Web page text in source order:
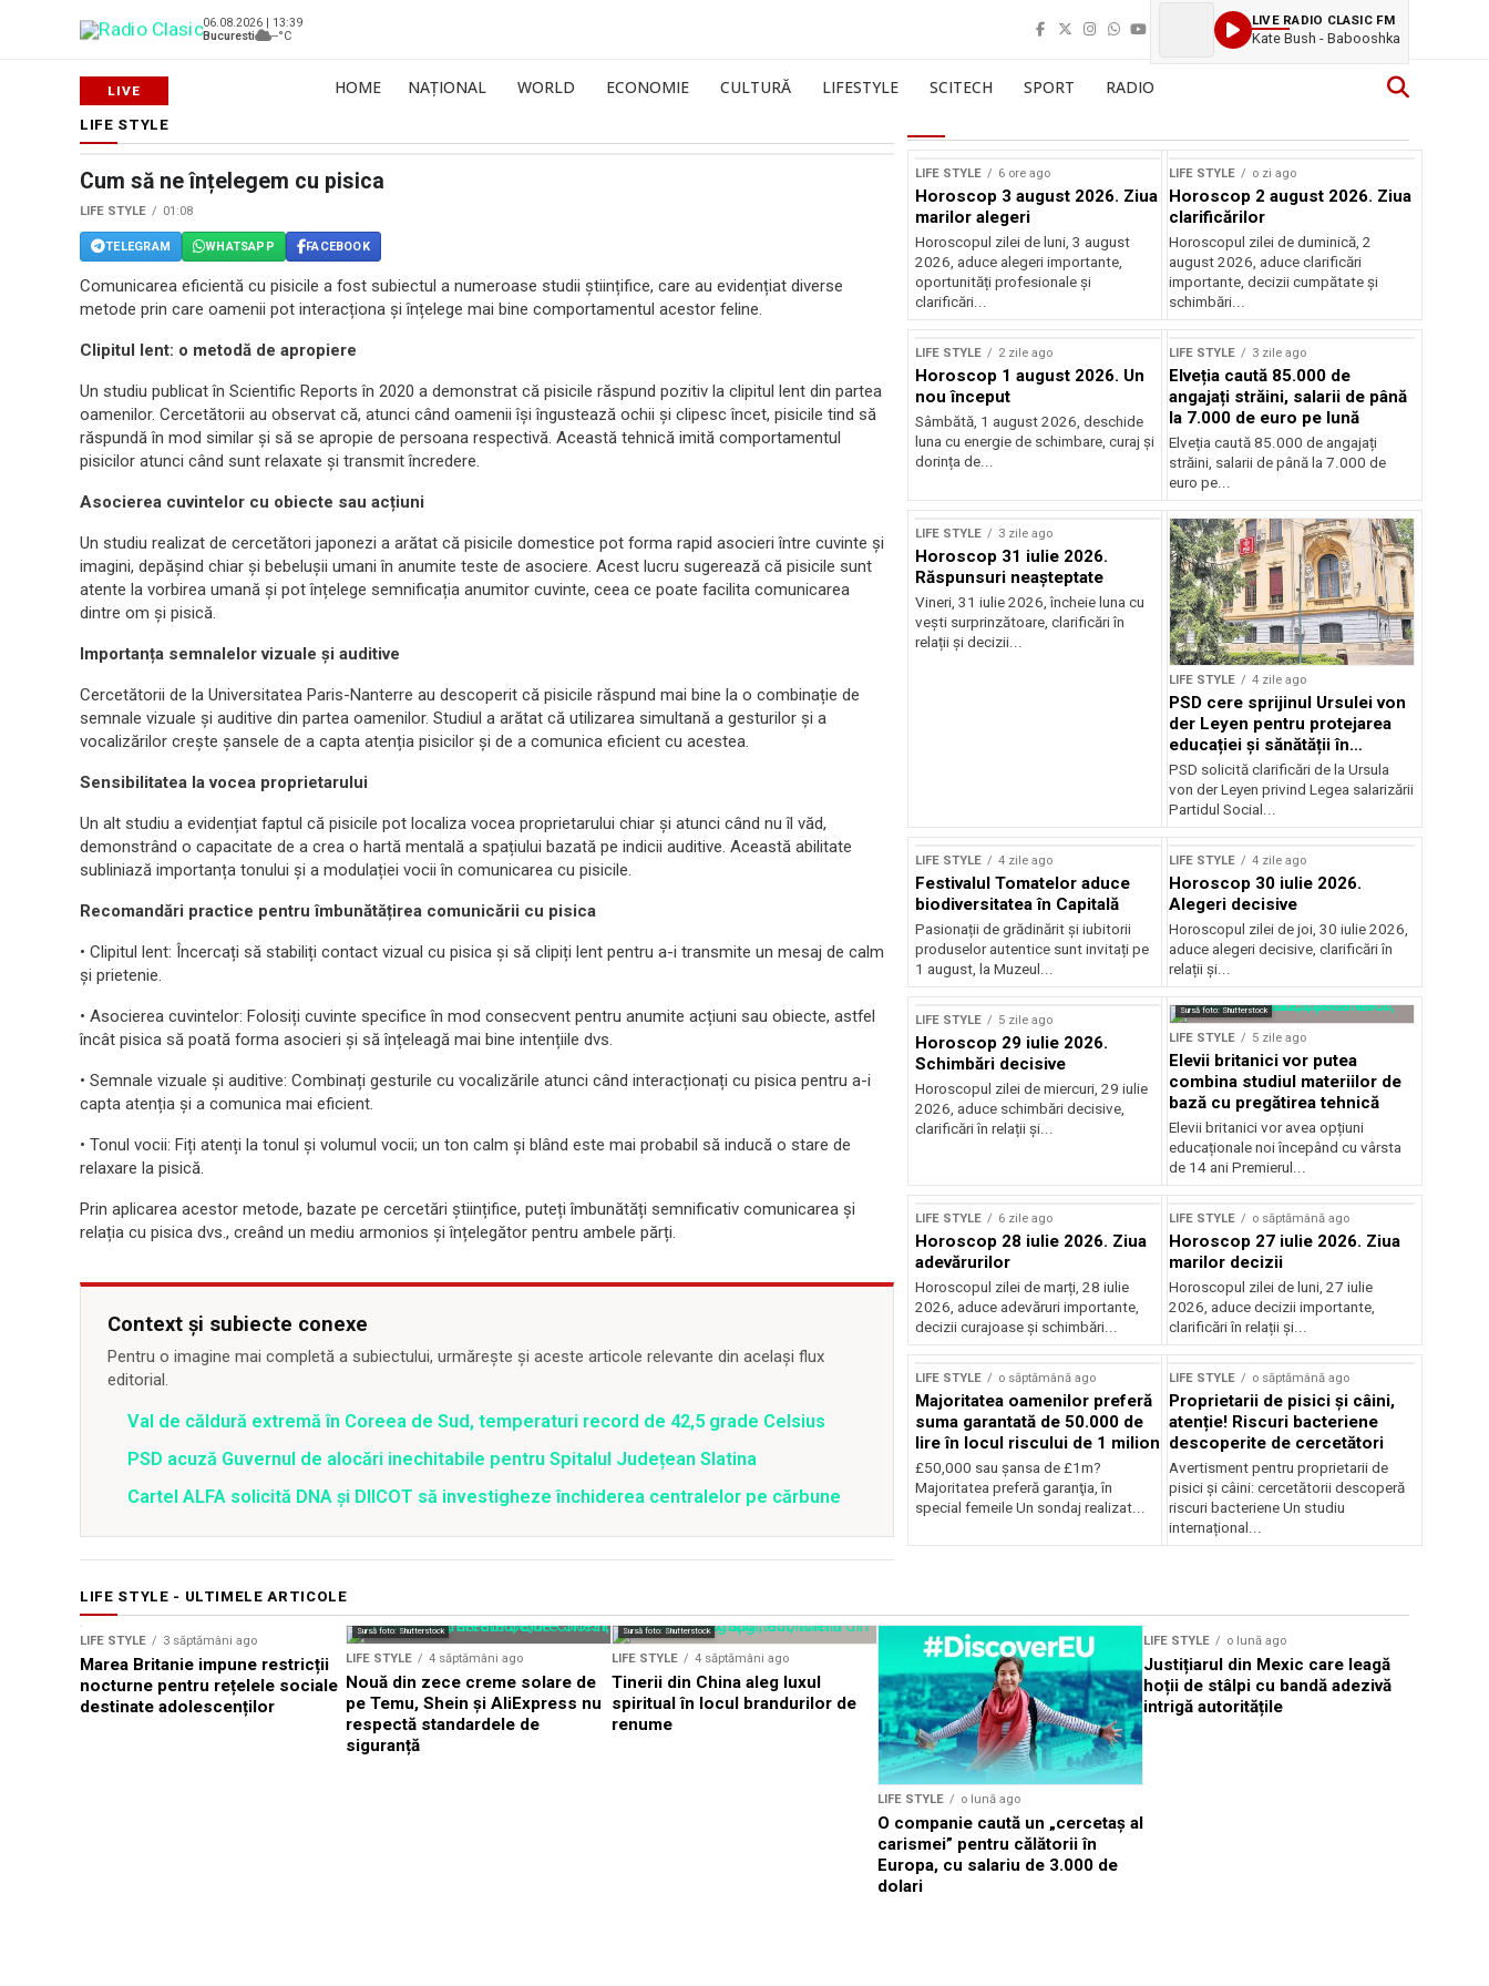
06.08.2026 | 13:39
Bucuresti
--°C
LIVE RADIO CLASIC FM
Kate Bush - Babooshka
HOME NAȚIONAL WORLD ECONOMIE CULTURĂ LIFESTYLE SCITECH SPORT RADIO
LIFE STYLE
Cum să ne înțelegem cu pisica
LIFE STYLE 01:08
TELEGRAM WHATSAPP FACEBOOK
Comunicarea eficientă cu pisicile a fost subiectul a numeroase studii științifice, care au evidențiat diverse
metode prin care oamenii pot interacționa și înțelege mai bine comportamentul acestor feline.
Clipitul lent: o metodă de apropiere
Un studiu publicat în Scientific Reports în 2020 a demonstrat că pisicile răspund pozitiv la clipitul lent din partea
oamenilor. Cercetătorii au observat că, atunci când oamenii își îngustează ochii și clipesc încet, pisicile tind să
răspundă în mod similar și să se apropie de persoana respectivă. Această tehnică imită comportamentul
pisicilor atunci când sunt relaxate și transmit încredere.
Asocierea cuvintelor cu obiecte sau acțiuni
Un studiu realizat de cercetători japonezi a arătat că pisicile domestice pot forma rapid asocieri între cuvinte și
imagini, depășind chiar și bebelușii umani în anumite teste de asociere. Acest lucru sugerează că pisicile sunt
atente la vorbirea umană și pot înțelege semnificația anumitor cuvinte, ceea ce poate facilita comunicarea
dintre om și pisică.
Importanța semnalelor vizuale și auditive
Cercetătorii de la Universitatea Paris-Nanterre au descoperit că pisicile răspund mai bine la o combinație de
semnale vizuale și auditive din partea oamenilor. Studiul a arătat că utilizarea simultană a gesturilor și a
vocalizărilor crește șansele de a capta atenția pisicilor și de a comunica eficient cu acestea.
Sensibilitatea la vocea proprietarului
Un alt studiu a evidențiat faptul că pisicile pot localiza vocea proprietarului chiar și atunci când nu îl văd,
demonstrând o capacitate de a crea o hartă mentală a spațiului bazată pe indicii auditive. Această abilitate
subliniază importanța tonului și a modulației vocii în comunicarea cu pisicile.
Recomandări practice pentru îmbunătățirea comunicării cu pisica
• Clipitul lent: Încercați să stabiliți contact vizual cu pisica și să clipiți lent pentru a-i transmite un mesaj de calm
și prietenie.
• Asocierea cuvintelor: Folosiți cuvinte specifice în mod consecvent pentru anumite acțiuni sau obiecte, astfel
încât pisica să poată forma asocieri și să înțeleagă mai bine intențiile dvs.
• Semnale vizuale și auditive: Combinați gesturile cu vocalizările atunci când interacționați cu pisica pentru a-i
capta atenția și a comunica mai eficient.
• Tonul vocii: Fiți atenți la tonul și volumul vocii; un ton calm și blând este mai probabil să inducă o stare de
relaxare la pisică.
Prin aplicarea acestor metode, bazate pe cercetări științifice, puteți îmbunătăți semnificativ comunicarea și
relația cu pisica dvs., creând un mediu armonios și înțelegător pentru ambele părți.
Context și subiecte conexe
Pentru o imagine mai completă a subiectului, urmărește și aceste articole relevante din același flux
editorial.
Val de căldură extremă în Coreea de Sud, temperaturi record de 42,5 grade Celsius
PSD acuză Guvernul de alocări inechitabile pentru Spitalul Județean Slatina
Cartel ALFA solicită DNA și DIICOT să investigheze închiderea centralelor pe cărbune
LIFE STYLE 6 ore ago
Horoscop 3 august 2026. Ziua
marilor alegeri
Horoscopul zilei de luni, 3 august
2026, aduce alegeri importante,
oportunități profesionale și
clarificări...
LIFE STYLE o zi ago
Horoscop 2 august 2026. Ziua
clarificărilor
Horoscopul zilei de duminică, 2
august 2026, aduce clarificări
importante, decizii cumpătate și
schimbări...
LIFE STYLE 2 zile ago
Horoscop 1 august 2026. Un
nou început
Sâmbătă, 1 august 2026, deschide
luna cu energie de schimbare, curaj și
dorința de...
LIFE STYLE 3 zile ago
Elveția caută 85.000 de
angajați străini, salarii de până
la 7.000 de euro pe lună
Elveția caută 85.000 de angajați
străini, salarii de până la 7.000 de
euro pe...
LIFE STYLE 3 zile ago
Horoscop 31 iulie 2026.
Răspunsuri neașteptate
Vineri, 31 iulie 2026, încheie luna cu
vești surprinzătoare, clarificări în
relații și decizii...
LIFE STYLE 4 zile ago
PSD cere sprijinul Ursulei von
der Leyen pentru protejarea
educației și sănătății în
reforma salarială
PSD solicită clarificări de la Ursula
von der Leyen privind Legea salarizării
Partidul Social...
LIFE STYLE 4 zile ago
Festivalul Tomatelor aduce
biodiversitatea în Capitală
Pasionații de grădinărit și iubitorii
produselor autentice sunt invitați pe
1 august, la Muzeul...
LIFE STYLE 4 zile ago
Horoscop 30 iulie 2026.
Alegeri decisive
Horoscopul zilei de joi, 30 iulie 2026,
aduce alegeri decisive, clarificări în
relații și...
LIFE STYLE 5 zile ago
Horoscop 29 iulie 2026.
Schimbări decisive
Horoscopul zilei de miercuri, 29 iulie
2026, aduce schimbări decisive,
clarificări în relații și...
Sursă foto: Shutterstock
LIFE STYLE 5 zile ago
Elevii britanici vor putea
combina studiul materiilor de
bază cu pregătirea tehnică
Elevii britanici vor avea opțiuni
educaționale noi începând cu vârsta
de 14 ani Premierul...
LIFE STYLE 6 zile ago
Horoscop 28 iulie 2026. Ziua
adevărurilor
Horoscopul zilei de marți, 28 iulie
2026, aduce adevăruri importante,
decizii curajoase și schimbări...
LIFE STYLE o săptămână ago
Horoscop 27 iulie 2026. Ziua
marilor decizii
Horoscopul zilei de luni, 27 iulie
2026, aduce decizii importante,
clarificări în relații și...
LIFE STYLE o săptămână ago
Majoritatea oamenilor preferă
suma garantată de 50.000 de
lire în locul riscului de 1 milion
£50,000 sau şansa de £1m?
Majoritatea preferă garanţia, în
special femeile Un sondaj realizat...
LIFE STYLE o săptămână ago
Proprietarii de pisici și câini,
atenție! Riscuri bacteriene
descoperite de cercetători
Avertisment pentru proprietarii de
pisici și câini: cercetătorii descoperă
riscuri bacteriene Un studiu
internațional...
LIFE STYLE - ULTIMELE ARTICOLE
Sursă foto: Shutterstock
LIFE STYLE 3 săptămâni ago
Marea Britanie impune restricții
nocturne pentru rețelele sociale
destinate adolescenților
Sursă foto: Shutterstock
LIFE STYLE 4 săptămâni ago
Nouă din zece creme solare de
pe Temu, Shein și AliExpress nu
respectă standardele de
siguranță
Sursă foto: Shutterstock
LIFE STYLE 4 săptămâni ago
Tinerii din China aleg luxul
spiritual în locul brandurilor de
renume
LIFE STYLE o lună ago
O companie caută un „cercetaș al
carismei” pentru călătorii în
Europa, cu salariu de 3.000 de
dolari
LIFE STYLE o lună ago
Justițiarul din Mexic care leagă
hoții de stâlpi cu bandă adezivă
intrigă autoritățile